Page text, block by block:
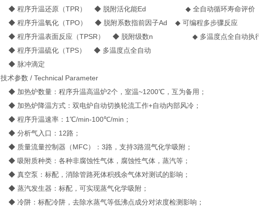
◆ 程序升温还原（TPR）
◆ 脱附活化能Ed ◆ 全自动循环寿命评价
◆ 程序升温氧化（TPO）
◆ 脱附系数指前因子Ad ◆ 可编程多步骤反应
◆ 程序升温表面反应（TPSR）
◆ 脱附级数n ◆ 多温度点全自动执
◆ 程序升温硫化（TPS）
◆ 多温度点全自动
◆ 脉冲滴定
技术参数 / Technical Parameter
◆ 加热炉数量：程序升温高温炉2个，室温~1200℃，互为备用；
◆ 加热炉降温方式：双电炉自动切换轮流工作+自动内部风冷；
◆ 程序升温速率：1℃/min-100℃/min；
◆ 分析气入口：12路；
◆ 质量流量控制器（MFC）：3路，支持3路混气化学吸附；
◆ 吸附质种类：各种非腐蚀性气体，腐蚀性气体，蒸汽等；
◆ 真空泵：标配，消除管路死体积残余气体对测试的影响；
◆ 蒸汽发生器：标配，可实现蒸气化学吸附；
◆ 冷阱：标配冷阱，去除水蒸气等低沸点成分对浓度检测影响；